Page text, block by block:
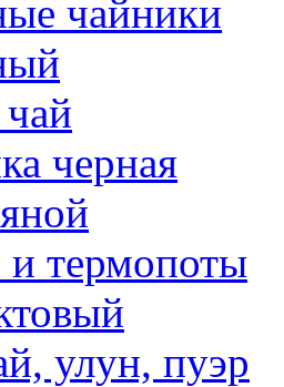
чайники
черная
термопоты
улун, пуэр